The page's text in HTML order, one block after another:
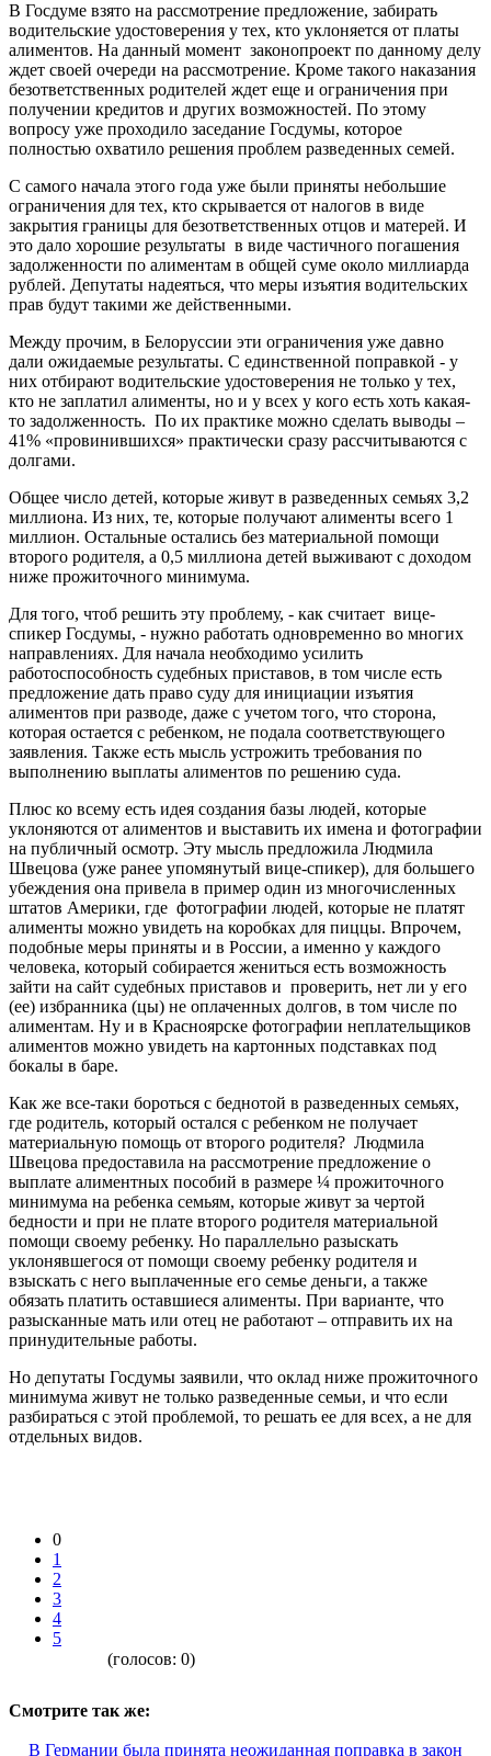
В Госдуме взято на рассмотрение предложение, забирать
водительские удостоверения у тех, кто уклоняется от платы
алиментов. На данный момент законопроект по данному делу
ждет своей очереди на рассмотрение. Кроме такого наказания
безответственных родителей ждет еще и ограничения при
получении кредитов и других возможностей. По этому
вопросу уже проходило заседание Госдумы, которое
полностью охватило решения проблем разведенных семей.
С самого начала этого года уже были приняты небольшие
ограничения для тех, кто скрывается от налогов в виде
закрытия границы для безответственных отцов и матерей. И
это дало хорошие результаты в виде частичного погашения
задолженности по алиментам в общей суме около миллиарда
рублей. Депутаты надеяться, что меры изъятия водительских
прав будут такими же действенными.
Между прочим, в Белоруссии эти ограничения уже давно
дали ожидаемые результаты. С единственной поправкой - у
них отбирают водительские удостоверения не только у тех,
кто не заплатил алименты, но и у всех у кого есть хоть какая-
то задолженность. По их практике можно сделать выводы –
41% «провинившихся» практически сразу рассчитываются с
долгами.
Общее число детей, которые живут в разведенных семьях 3,2
миллиона. Из них, те, которые получают алименты всего 1
миллион. Остальные остались без материальной помощи
второго родителя, а 0,5 миллиона детей выживают с доходом
ниже прожиточного минимума.
Для того, чтоб решить эту проблему, - как считает вице-
спикер Госдумы, - нужно работать одновременно во многих
направлениях. Для начала необходимо усилить
работоспособность судебных приставов, в том числе есть
предложение дать право суду для инициации изъятия
алиментов при разводе, даже с учетом того, что сторона,
которая остается с ребенком, не подала соответствующего
заявления. Также есть мысль устрожить требования по
выполнению выплаты алиментов по решению суда.
Плюс ко всему есть идея создания базы людей, которые
уклоняются от алиментов и выставить их имена и фотографии
на публичный осмотр. Эту мысль предложила Людмила
Швецова (уже ранее упомянутый вице-спикер), для большего
убеждения она привела в пример один из многочисленных
штатов Америки, где фотографии людей, которые не платят
алименты можно увидеть на коробках для пиццы. Впрочем,
подобные меры приняты и в России, а именно у каждого
человека, который собирается жениться есть возможность
зайти на сайт судебных приставов и проверить, нет ли у его
(ее) избранника (цы) не оплаченных долгов, в том числе по
алиментам. Ну и в Красноярске фотографии неплательщиков
алиментов можно увидеть на картонных подставках под
бокалы в баре.
Как же все-таки бороться с беднотой в разведенных семьях,
где родитель, который остался с ребенком не получает
материальную помощь от второго родителя? Людмила
Швецова предоставила на рассмотрение предложение о
выплате алиментных пособий в размере ¼ прожиточного
минимума на ребенка семьям, которые живут за чертой
бедности и при не плате второго родителя материальной
помощи своему ребенку. Но параллельно разыскать
уклонявшегося от помощи своему ребенку родителя и
взыскать с него выплаченные его семье деньги, а также
обязать платить оставшиеся алименты. При варианте, что
разысканные мать или отец не работают – отправить их на
принудительные работы.
Но депутаты Госдумы заявили, что оклад ниже прожиточного
минимума живут не только разведенные семьи, и что если
разбираться с этой проблемой, то решать ее для всех, а не для
отдельных видов.
0
1
2
3
4
5
(голосов: 0)
Смотрите так же:
В Германии была принята неожиданная поправка в закон